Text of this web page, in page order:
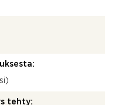
tehty: